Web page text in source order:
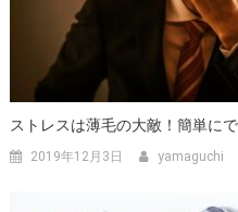
ン
ストレスは薄毛の大敵！簡単に
2019年12月3日 yamaguchi